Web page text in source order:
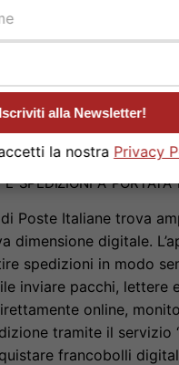
un
spedizioni a portata
di Poste Italiane trova
dimensione digitale.
spedizioni in modo
inviare pacchi, lettere
online,
tramite il servizio
francobolli
Iscriviti alla Newsletter!
la nostra Privacy